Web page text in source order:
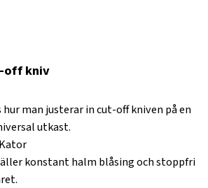
off kniv
hur man justerar in cut-off kniven på en
utkast.
konstant halm blåsing och stoppfri